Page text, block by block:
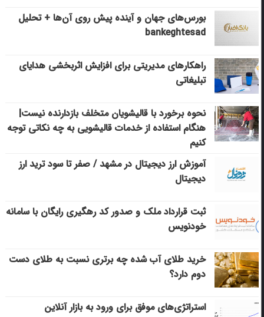
بورس‌های جهان و آینده پیش روی آن‌ها + تحلیل
bankeghtesad
راهکارهای مدیریتی برای افزایش اثربخشی هدایای
تبلیغاتی
نحوه برخورد با قالیشویان متخلف بازدارنده نیست|
هنگام استفاده از خدمات قالیشویی به چه نکاتی توجه
کنیم
آموزش ارز دیجیتال در مشهد / صفر تا سود ترید ارز
دیجیتال
ثبت قرارداد ملک و صدور کد رهگیری رایگان با سامانه
خودنویس
خرید طلای آب شده چه برتری نسبت به طلای دست
دوم دارد؟
استراتژی‌های موفق برای ورود به بازار آنلاین